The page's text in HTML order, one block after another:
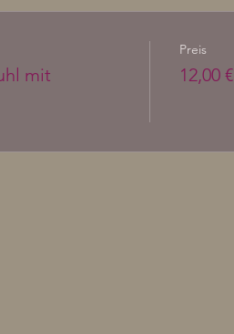
mit
Preis
12,00 €